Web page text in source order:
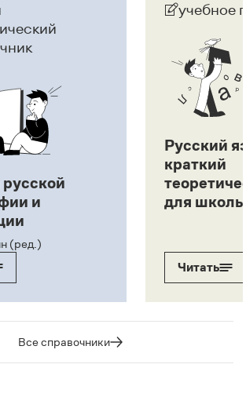
и
(ред.)
учебное
Русский
краткий
для
Читать
Все справочники